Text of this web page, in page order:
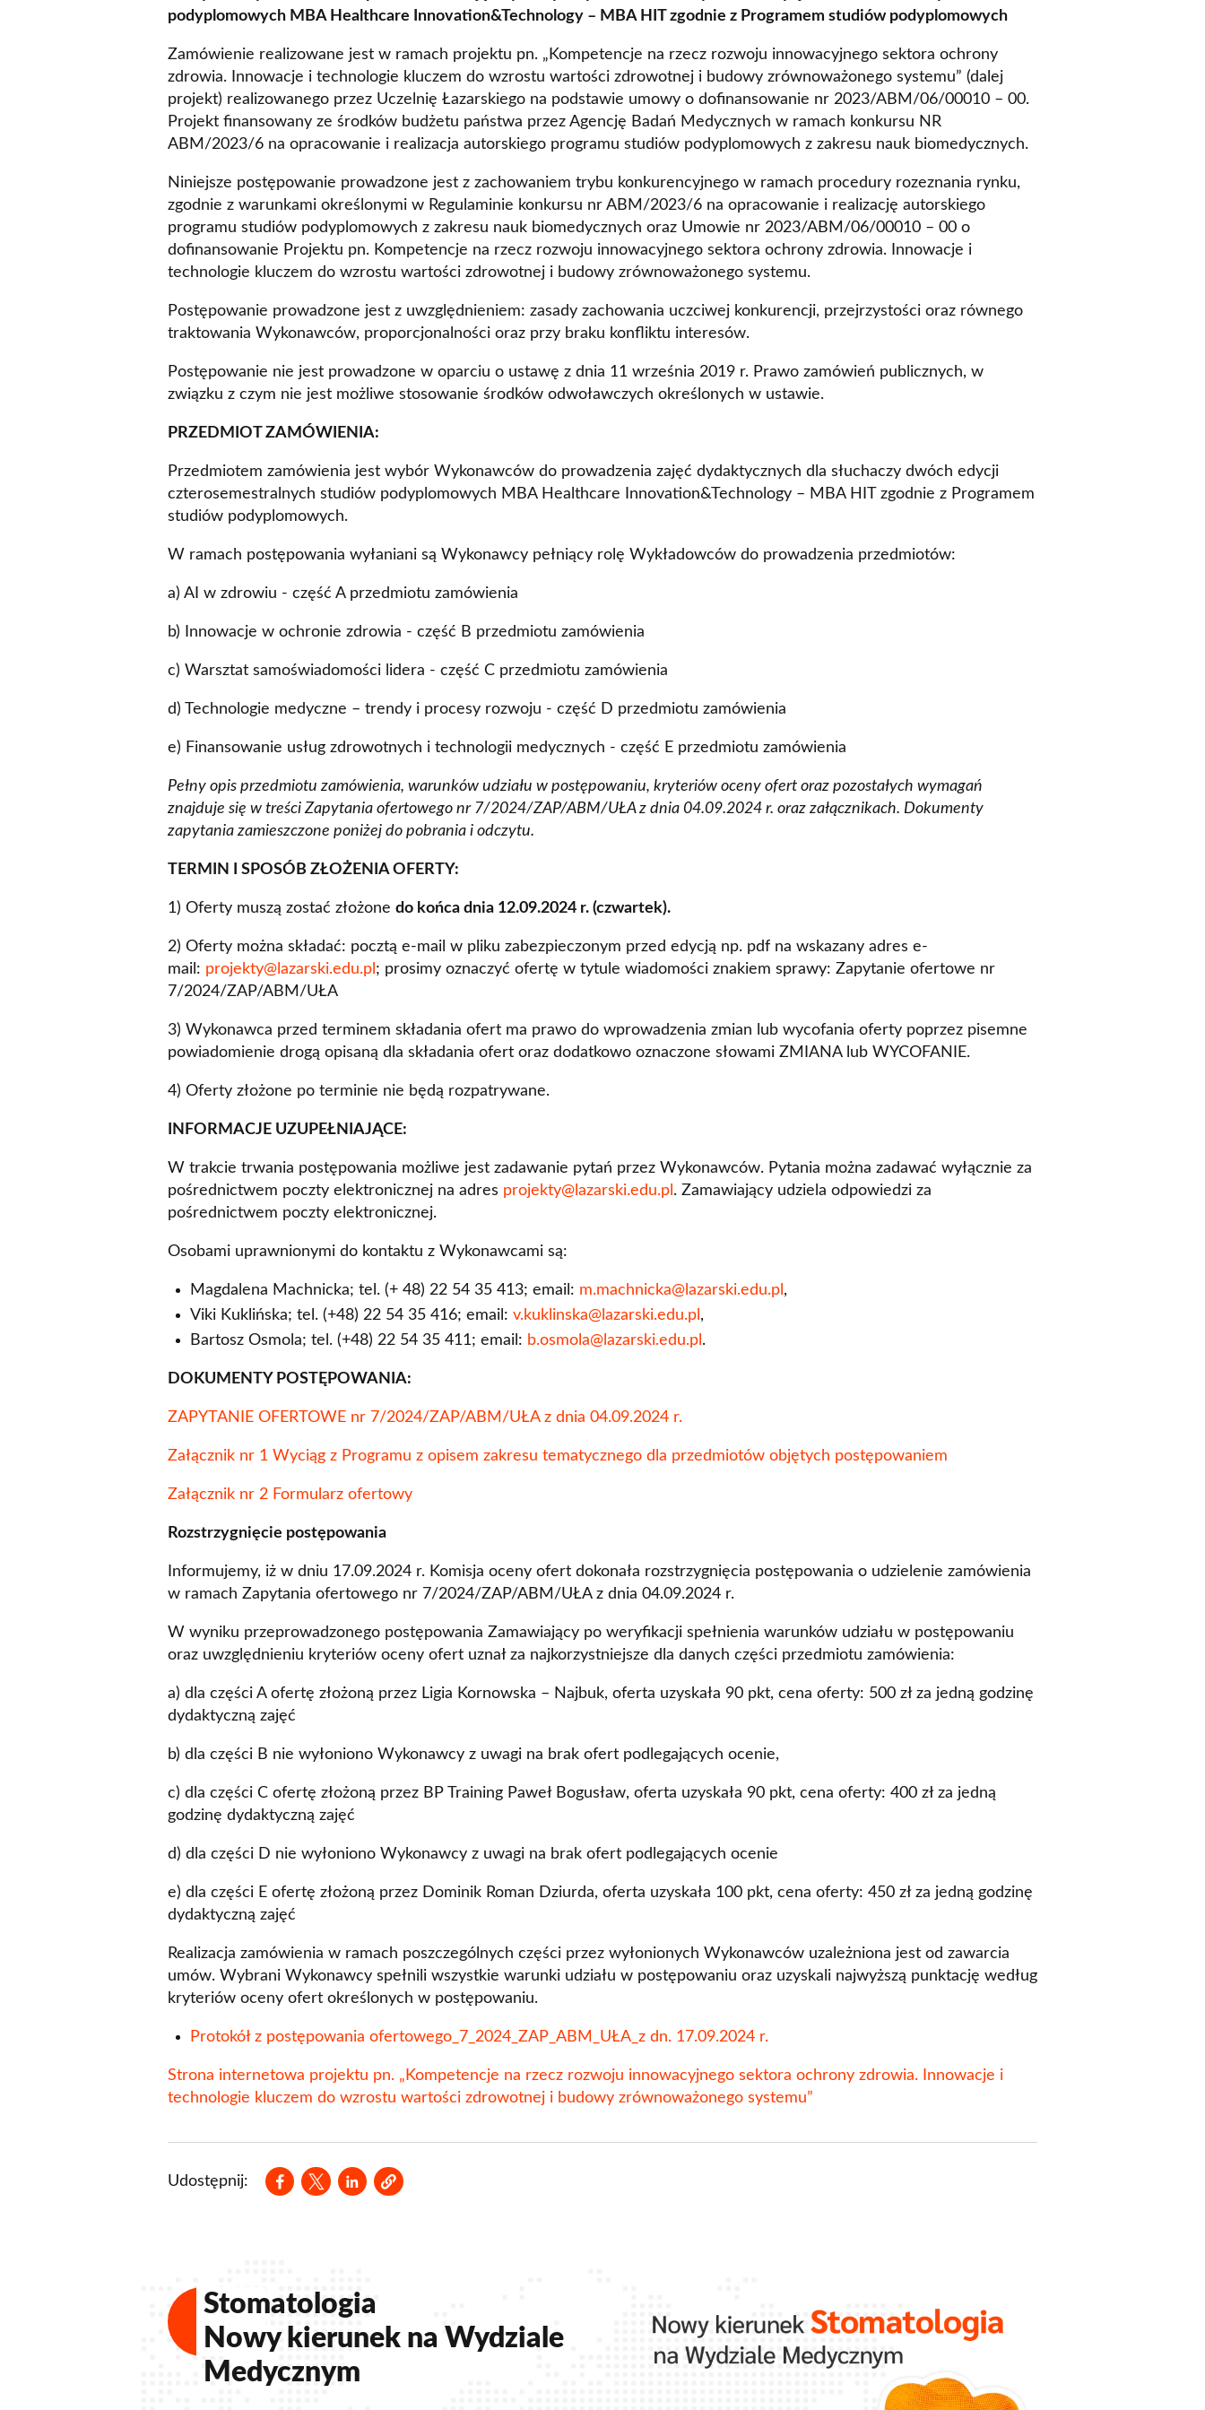
Wydz. Ekonomii i Zarządzania
Wydz. Prawa i Administracji
Wydział Medyczny
Lazarski Executive Education
Studium Języków Obcych
Centrum Nauczania Języka i Kultury Polskiej
Dziekanat
Nauka języków obcych i egzaminy językowe
Kursy Uczelni Łazarskiego
podyplomowych MBA Healthcare Innovation&Technology – MBA HIT zgodnie z Programem studiów podyplomowych
Zamówienie realizowane jest w ramach projektu pn. „Kompetencje na rzecz rozwoju innowacyjnego sektora ochrony
zdrowia. Innowacje i technologie kluczem do wzrostu wartości zdrowotnej i budowy zrównoważonego systemu” (dalej
projekt) realizowanego przez Uczelnię Łazarskiego na podstawie umowy o dofinansowanie nr 2023/ABM/06/00010 – 00.
Projekt finansowany ze środków budżetu państwa przez Agencję Badań Medycznych w ramach konkursu NR
ABM/2023/6 na opracowanie i realizacja autorskiego programu studiów podyplomowych z zakresu nauk biomedycznych.
Niniejsze postępowanie prowadzone jest z zachowaniem trybu konkurencyjnego w ramach procedury rozeznania rynku,
zgodnie z warunkami określonymi w Regulaminie konkursu nr ABM/2023/6 na opracowanie i realizację autorskiego
programu studiów podyplomowych z zakresu nauk biomedycznych oraz Umowie nr 2023/ABM/06/00010 – 00 o
dofinansowanie Projektu pn. Kompetencje na rzecz rozwoju innowacyjnego sektora ochrony zdrowia. Innowacje i
technologie kluczem do wzrostu wartości zdrowotnej i budowy zrównoważonego systemu.
Postępowanie prowadzone jest z uwzględnieniem: zasady zachowania uczciwej konkurencji, przejrzystości oraz równego
traktowania Wykonawców, proporcjonalności oraz przy braku konfliktu interesów.
Postępowanie nie jest prowadzone w oparciu o ustawę z dnia 11 września 2019 r. Prawo zamówień publicznych, w
związku z czym nie jest możliwe stosowanie środków odwoławczych określonych w ustawie.
PRZEDMIOT ZAMÓWIENIA:
Przedmiotem zamówienia jest wybór Wykonawców do prowadzenia zajęć dydaktycznych dla słuchaczy dwóch edycji
czterosemestralnych studiów podyplomowych MBA Healthcare Innovation&Technology – MBA HIT zgodnie z Programem
studiów podyplomowych.
W ramach postępowania wyłaniani są Wykonawcy pełniący rolę Wykładowców do prowadzenia przedmiotów:
a) AI w zdrowiu - część A przedmiotu zamówienia
b) Innowacje w ochronie zdrowia - część B przedmiotu zamówienia
c) Warsztat samoświadomości lidera - część C przedmiotu zamówienia
d) Technologie medyczne – trendy i procesy rozwoju - część D przedmiotu zamówienia
e) Finansowanie usług zdrowotnych i technologii medycznych - część E przedmiotu zamówienia
Pełny opis przedmiotu zamówienia, warunków udziału w postępowaniu, kryteriów oceny ofert oraz pozostałych wymagań
znajduje się w treści Zapytania ofertowego nr 7/2024/ZAP/ABM/UŁA z dnia 04.09.2024 r. oraz załącznikach. Dokumenty
zapytania zamieszczone poniżej do pobrania i odczytu.
TERMIN I SPOSÓB ZŁOŻENIA OFERTY:
1) Oferty muszą zostać złożone do końca dnia 12.09.2024 r. (czwartek).
2) Oferty można składać: pocztą e-mail w pliku zabezpieczonym przed edycją np. pdf na wskazany adres e-
mail: projekty@lazarski.edu.pl ; prosimy oznaczyć ofertę w tytule wiadomości znakiem sprawy: Zapytanie ofertowe nr
7/2024/ZAP/ABM/UŁA
3) Wykonawca przed terminem składania ofert ma prawo do wprowadzenia zmian lub wycofania oferty poprzez pisemne
powiadomienie drogą opisaną dla składania ofert oraz dodatkowo oznaczone słowami ZMIANA lub WYCOFANIE.
4) Oferty złożone po terminie nie będą rozpatrywane.
INFORMACJE UZUPEŁNIAJĄCE:
W trakcie trwania postępowania możliwe jest zadawanie pytań przez Wykonawców. Pytania można zadawać wyłącznie za
pośrednictwem poczty elektronicznej na adres projekty@lazarski.edu.pl . Zamawiający udziela odpowiedzi za
pośrednictwem poczty elektronicznej.
Osobami uprawnionymi do kontaktu z Wykonawcami są:
Magdalena Machnicka; tel. (+ 48) 22 54 35 413; email: m.machnicka@lazarski.edu.pl ,
Viki Kuklińska; tel. (+48) 22 54 35 416; email: v.kuklinska@lazarski.edu.pl ,
Bartosz Osmola; tel. (+48) 22 54 35 411; email: b.osmola@lazarski.edu.pl .
DOKUMENTY POSTĘPOWANIA:
ZAPYTANIE OFERTOWE nr 7/2024/ZAP/ABM/UŁA z dnia 04.09.2024 r.
Załącznik nr 1 Wyciąg z Programu z opisem zakresu tematycznego dla przedmiotów objętych postępowaniem
Załącznik nr 2 Formularz ofertowy
Rozstrzygnięcie postępowania
Informujemy, iż w dniu 17.09.2024 r. Komisja oceny ofert dokonała rozstrzygnięcia postępowania o udzielenie zamówienia
w ramach Zapytania ofertowego nr 7/2024/ZAP/ABM/UŁA z dnia 04.09.2024 r.
W wyniku przeprowadzonego postępowania Zamawiający po weryfikacji spełnienia warunków udziału w postępowaniu
oraz uwzględnieniu kryteriów oceny ofert uznał za najkorzystniejsze dla danych części przedmiotu zamówienia:
a) dla części A ofertę złożoną przez Ligia Kornowska – Najbuk, oferta uzyskała 90 pkt, cena oferty: 500 zł za jedną godzinę
dydaktyczną zajęć
b) dla części B nie wyłoniono Wykonawcy z uwagi na brak ofert podlegających ocenie,
c) dla części C ofertę złożoną przez BP Training Paweł Bogusław, oferta uzyskała 90 pkt, cena oferty: 400 zł za jedną
godzinę dydaktyczną zajęć
d) dla części D nie wyłoniono Wykonawcy z uwagi na brak ofert podlegających ocenie
e) dla części E ofertę złożoną przez Dominik Roman Dziurda, oferta uzyskała 100 pkt, cena oferty: 450 zł za jedną godzinę
dydaktyczną zajęć
Realizacja zamówienia w ramach poszczególnych części przez wyłonionych Wykonawców uzależniona jest od zawarcia
umów. Wybrani Wykonawcy spełnili wszystkie warunki udziału w postępowaniu oraz uzyskali najwyższą punktację według
kryteriów oceny ofert określonych w postępowaniu.
Protokół z postępowania ofertowego_7_2024_ZAP_ABM_UŁA_z dn. 17.09.2024 r.
Strona internetowa projektu pn. „Kompetencje na rzecz rozwoju innowacyjnego sektora ochrony zdrowia. Innowacje i
technologie kluczem do wzrostu wartości zdrowotnej i budowy zrównoważonego systemu”
Udostępnij:
Opens in a new window
Opens in a new window
Opens in a new window
Stomatologia
Nowy kierunek na Wydziale
Medycznym